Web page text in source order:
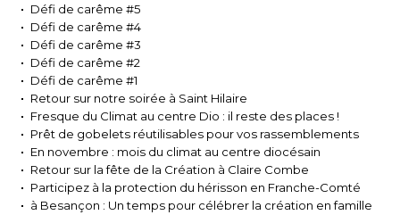
Défi de carême #5
Défi de carême #4
Défi de carême #3
Défi de carême #2
Défi de carême #1
Retour sur notre soirée à Saint Hilaire
Fresque du Climat au centre Dio : il reste des places !
Prêt de gobelets réutilisables pour vos rassemblements
En novembre : mois du climat au centre diocésain
Retour sur la fête de la Création à Claire Combe
Participez à la protection du hérisson en Franche-Comté
à Besançon : Un temps pour célébrer la création en famille